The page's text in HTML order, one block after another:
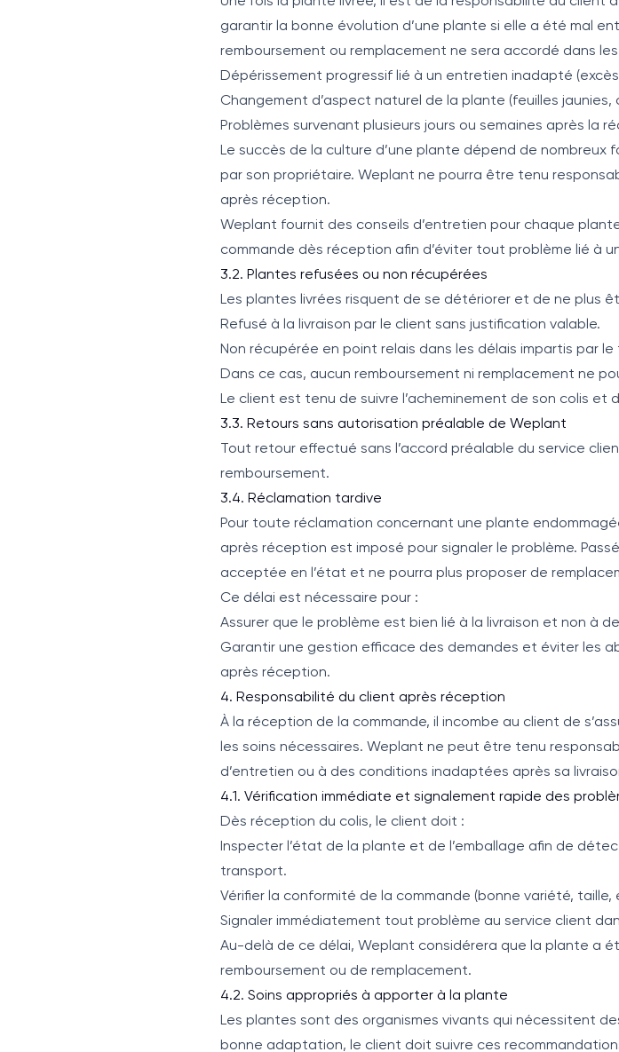
garantir la bonne évolution d’une plante si elle a été mal
remboursement ou remplacement ne sera accordé dans
Dépérissement progressif lié à un entretien inadapté
Changement d’aspect naturel de la plante (feuilles
Problèmes survenant plusieurs jours ou semaines après la
Le succès de la culture d’une plante dépend de
par son propriétaire. Weplant ne pourra être tenu
après réception.
Weplant fournit des conseils d’entretien pour chaque
commande dès réception afin d’éviter tout problème lié à
3.2. Plantes refusées ou non récupérées
Les plantes livrées risquent de se détériorer et de ne plus
Refusé à la livraison par le client sans justification valable.
Non récupérée en point relais dans les délais impartis par
Dans ce cas, aucun remboursement ni remplacement ne
Le client est tenu de suivre l’acheminement de son colis et
3.3. Retours sans autorisation préalable de Weplant
Tout retour effectué sans l’accord préalable du service
remboursement.
3.4. Réclamation tardive
Pour toute réclamation concernant une plante
après réception est imposé pour signaler le problème.
acceptée en l’état et ne pourra plus proposer de
Ce délai est nécessaire pour :
Assurer que le problème est bien lié à la livraison et non à
Garantir une gestion efficace des demandes et éviter les
après réception.
4. Responsabilité du client après réception
À la réception de la commande, il incombe au client de
les soins nécessaires. Weplant ne peut être tenu
d’entretien ou à des conditions inadaptées après sa
4.1. Vérification immédiate et signalement rapide des
Dès réception du colis, le client doit :
Inspecter l’état de la plante et de l’emballage afin de
transport.
Vérifier la conformité de la commande (bonne variété, taille,
Signaler immédiatement tout problème au service client
Au-delà de ce délai, Weplant considérera que la plante a
remboursement ou de remplacement.
4.2. Soins appropriés à apporter à la plante
Les plantes sont des organismes vivants qui nécessitent
bonne adaptation, le client doit suivre ces